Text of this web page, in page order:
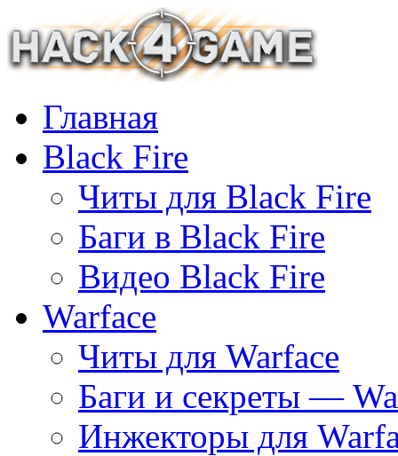
Главная
Black Fire
Читы для Black Fire
Баги в Black Fire
Видео Black Fire
Warface
Читы для Warface
Баги и секреты —
Инжекторы для